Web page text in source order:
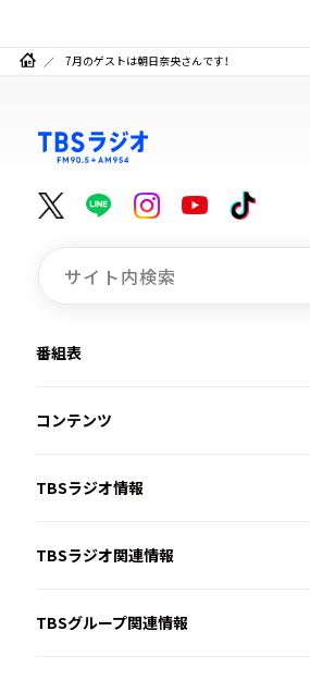
7月のゲストは朝日奈央さんです！
番組表
コンテンツ
TBSラジオ情報
TBSラジオ関連情報
TBSグループ関連情報